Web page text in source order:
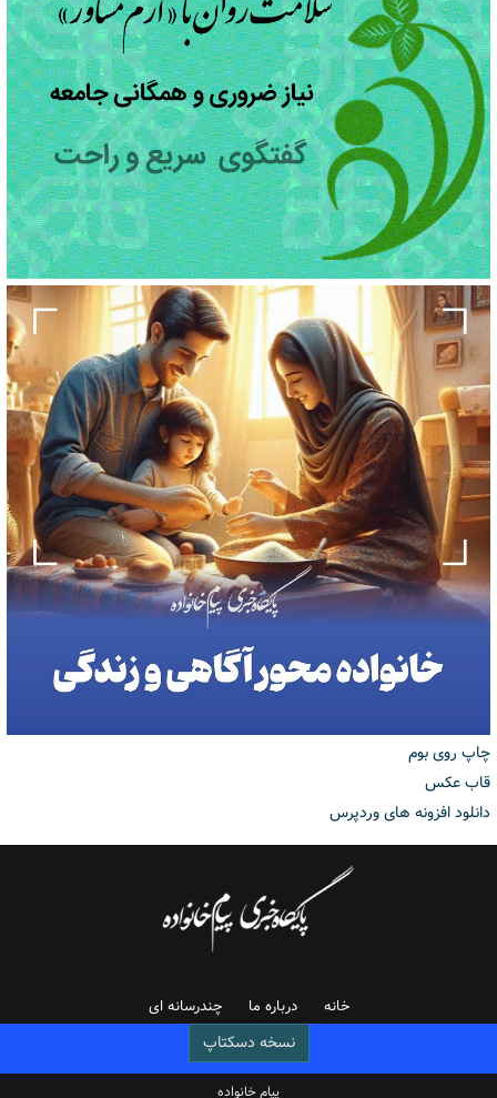
چاپ روی بوم
قاب عکس
دانلود افزونه های وردپرس
خانه درباره ما چندرسانه ای
نسخه دسکتاپ
پیام خانواده